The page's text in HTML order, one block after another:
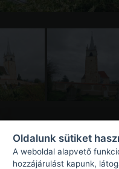
Oldalunk sütiket
A weboldal alapvető
hozzájárulást kapunk,